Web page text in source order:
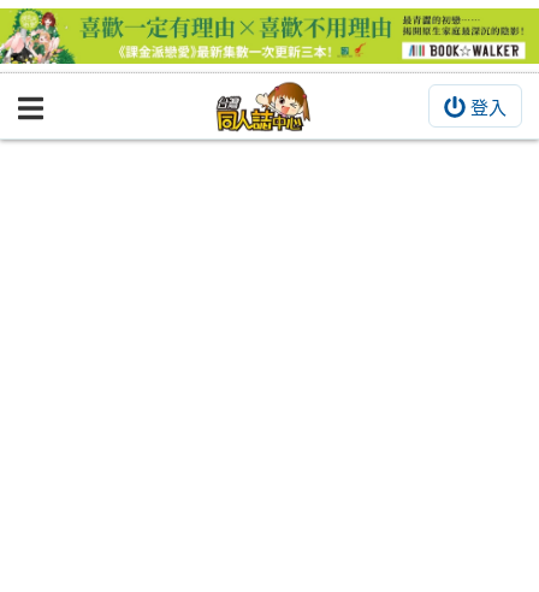
登入
BOOKY書集倉庫